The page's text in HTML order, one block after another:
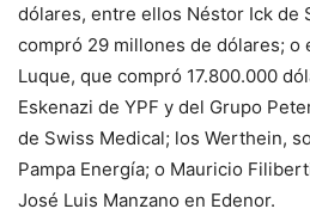
dólares, entre ellos Néstor Ick de
compró 29 millones de dólares; o
Luque, que compró 17.800.000
Eskenazi de YPF y del Grupo
de Swiss Medical; los Werthein,
Pampa Energía; o Mauricio
José Luis Manzano en Edenor.